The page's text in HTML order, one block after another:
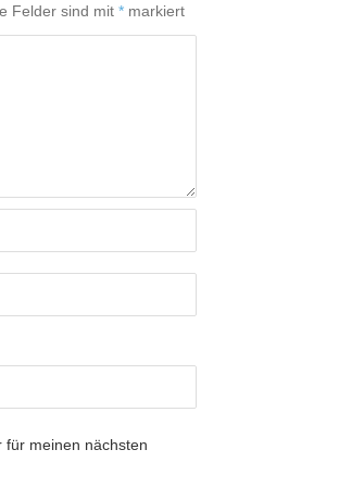
Felder sind mit * markiert
für meinen nächsten